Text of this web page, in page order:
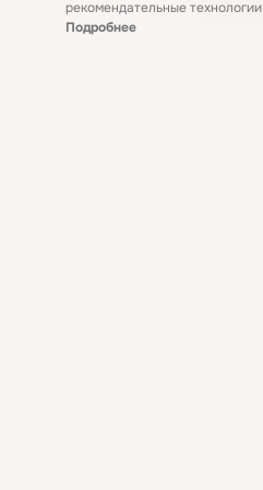
рекомендательные технологии
Подробнее